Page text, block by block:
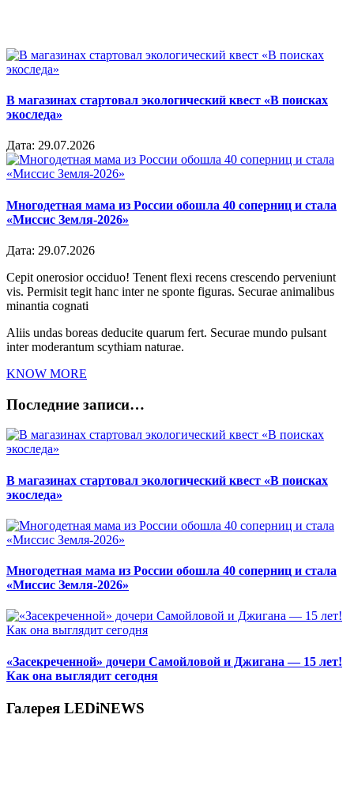
В магазинах стартовал экологический квест «В поисках
экоследа»
Дата: 29.07.2026
Многодетная мама из России обошла 40 соперниц и стала
«Миссис Земля-2026»
Дата: 29.07.2026
Cepit onerosior occiduo! Tenent flexi recens crescendo perveniunt
vis. Permisit tegit hanc inter ne sponte figuras. Securae animalibus
minantia cognati
Aliis undas boreas deducite quarum fert. Securae mundo pulsant
inter moderantum scythiam naturae.
KNOW MORE
Последние записи…
В магазинах стартовал экологический квест «В поисках
экоследа»
Многодетная мама из России обошла 40 соперниц и стала
«Миссис Земля-2026»
«Засекреченной» дочери Самойловой и Джигана — 15 лет!
Как она выглядит сегодня
Галерея LEDiNEWS